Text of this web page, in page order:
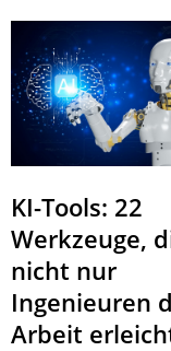
KI-Tools: 22
Werkzeuge,
nicht nur
Ingenieuren
Arbeit